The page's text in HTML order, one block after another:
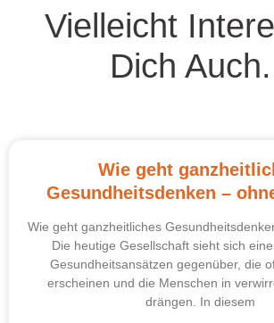
Vielleicht
Dich
Wie geht
Gesundheitsdenken –
Wie geht ganzheitliches
Die heutige Gesellschaft sieht sich
Gesundheitsansätzen gegenüber, die
erscheinen und die Menschen in
drängen. In diesem